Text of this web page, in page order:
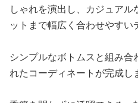
しゃれを演出し、カジュア
ットまで幅広く合わせやすい
シンプルなボトムスと組み
れたコーディネートが完成し